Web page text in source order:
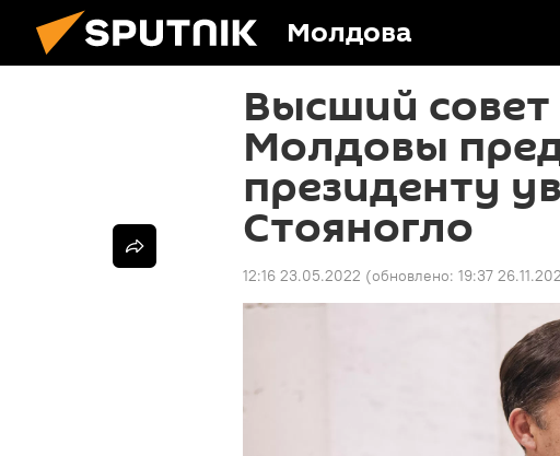
Молдова
Высший
Молдовы
президенту
Стояногло
12:16 23.05.2022 (обновлено: 19:37